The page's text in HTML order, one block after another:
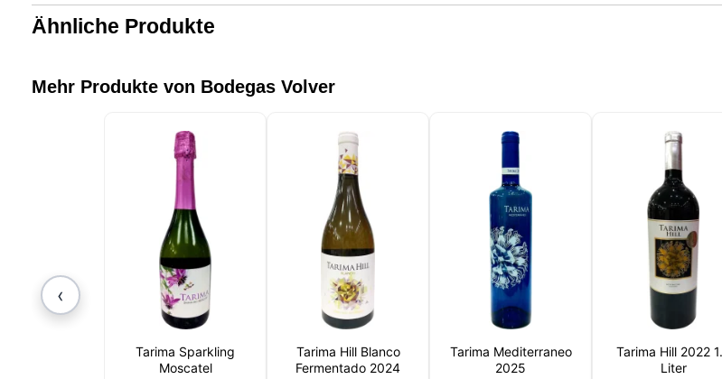
Ähnliche Produkte
Mehr Produkte von Bodegas Volver
‹
Tarima Sparkling
Moscatel
Tarima Hill Blanco
Fermentado 2024
Tarima Mediterraneo
2025
Tarima Hill 2022
Liter